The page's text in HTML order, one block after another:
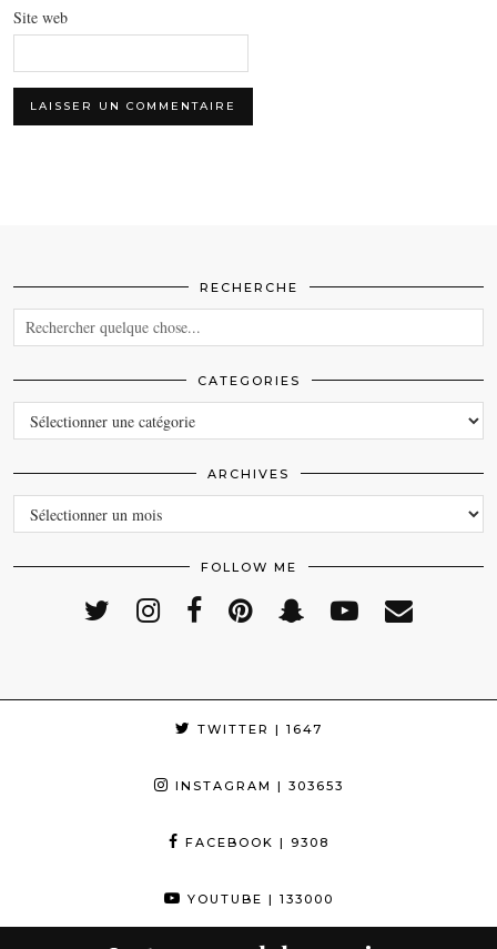
Site web
RECHERCHE
CATEGORIES
CATEGORIES
ARCHIVES
ARCHIVES
FOLLOW ME
TWITTER | 1647
INSTAGRAM | 303653
FACEBOOK | 9308
YOUTUBE | 133000